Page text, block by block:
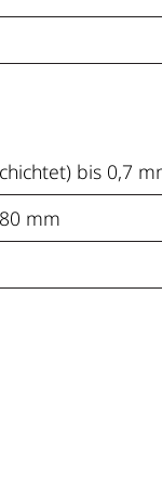
bis 0,7
mm